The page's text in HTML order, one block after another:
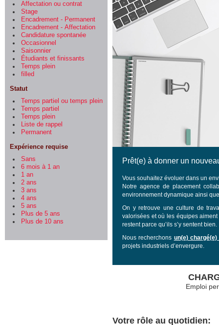
Affectation ou contrat
Stage
Encadrement - Permanent
Encadrement - Affectation
Candidature spontanée
Occasionnel
Saisonnier
Étudiants et finissants
Temps plein
filled
Statut
Temps partiel ou temps plein
Temps partiel
Temps plein
Liste de rappel
Permanent
Expérience requise
Sans
6 mois à 1 an
1 an
2 ans
3 ans
4 ans
5 ans
Plus de 5 ans
Plus de 10 ans
Prêt(e) à donner un
Vous souhaitez évoluer dans un
Notre agence de placement
environnement dynamique ainsi
On y retrouve une culture de
valorisées et où les équipes
restent parce qu’ils s’y sentent bien.
Nous recherchons un(e)
projets industriels d’envergure.
Emploi
Votre rôle au quotidien: